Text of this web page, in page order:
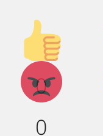
Палец
вверх!
0
Агрессия!
0